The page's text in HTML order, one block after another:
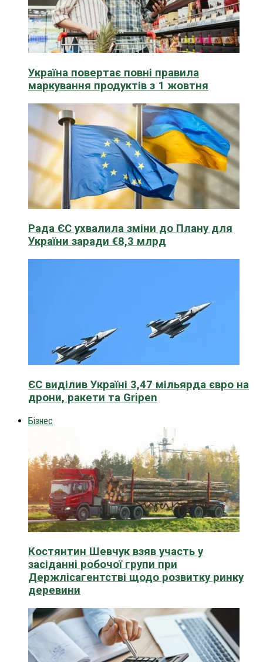
Україна повертає повні правила
маркування продуктів з 1 жовтня
Рада ЄС ухвалила зміни до Плану для
України заради €8,3 млрд
ЄС виділив Україні 3,47 мільярда євро на
дрони, ракети та Gripen
Бізнес
Костянтин Шевчук взяв участь у
засіданні робочої групи при
Держлісагентстві щодо розвитку ринку
деревини